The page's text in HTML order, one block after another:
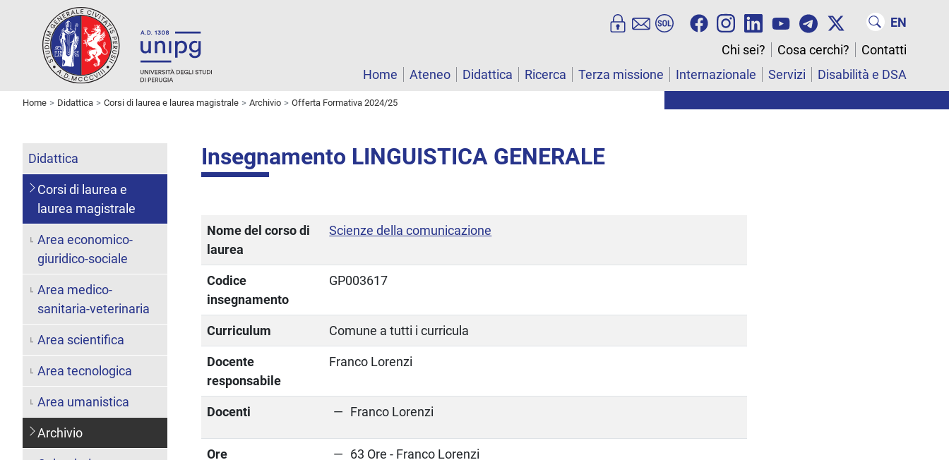
EN
Chi sei?
Cosa cerchi?
Contatti
Home
Ateneo Didattica Ricerca Terza missione Internazionale Servizi Disabilità e DSA
Home Didattica Corsi di laurea e laurea magistrale Archivio Offerta Formativa 2024/25
Insegnamento LINGUISTICA GENERALE
Nome del corso di
laurea
Scienze della comunicazione
Codice
insegnamento
GP003617
Curriculum Comune a tutti i curricula
Docente
responsabile
Franco Lorenzi
Docenti Franco Lorenzi
Ore 63 Ore - Franco Lorenzi
Didattica
Corsi di laurea e
laurea magistrale
Area economico-
giuridico-sociale
Area medico-
sanitaria-veterinaria
Area scientifica
Area tecnologica
Area umanistica
Archivio